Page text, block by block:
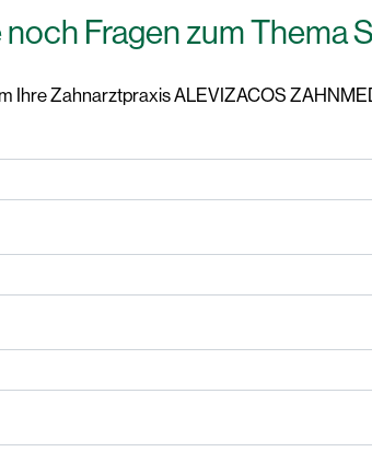
noch Fragen zum Thema
Ihre Zahnarztpraxis ALEVIZACOS